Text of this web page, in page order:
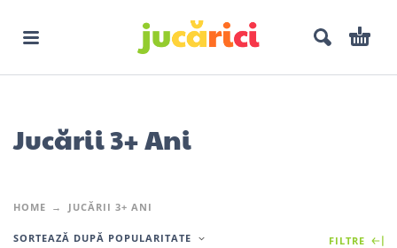
Jucării 3+ Ani
HOME JUCĂRII 3+ ANI
SORTEAZĂ DUPĂ POPULARITATE FILTRE